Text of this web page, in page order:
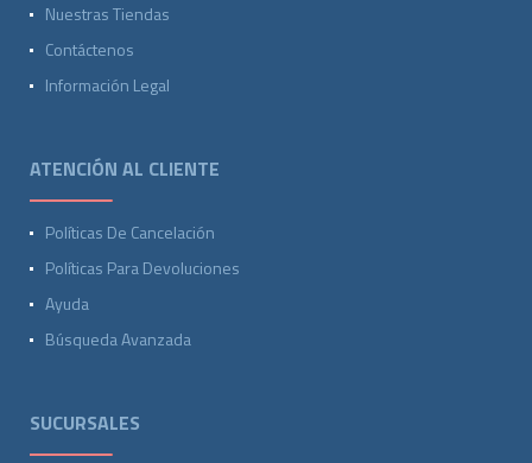
Nuestras Tiendas
Contáctenos
Información Legal
ATENCIÓN AL CLIENTE
Políticas De Cancelación
Políticas Para Devoluciones
Ayuda
Búsqueda Avanzada
SUCURSALES